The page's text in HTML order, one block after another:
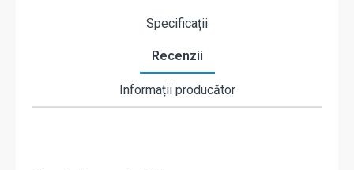
Specificații
Recenzii
Informații producător